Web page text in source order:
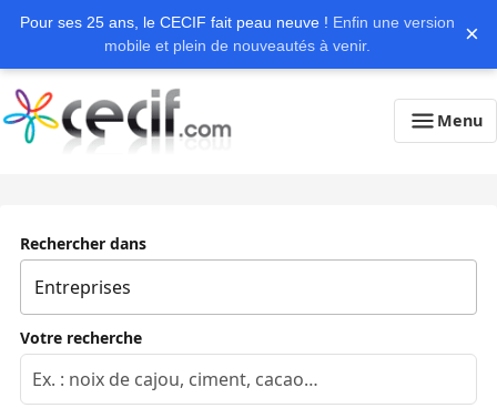
Pour ses 25 ans, le CECIF fait peau neuve ! Enfin une version
mobile et plein de nouveautés à venir.
×
Menu
Rechercher dans
Votre recherche